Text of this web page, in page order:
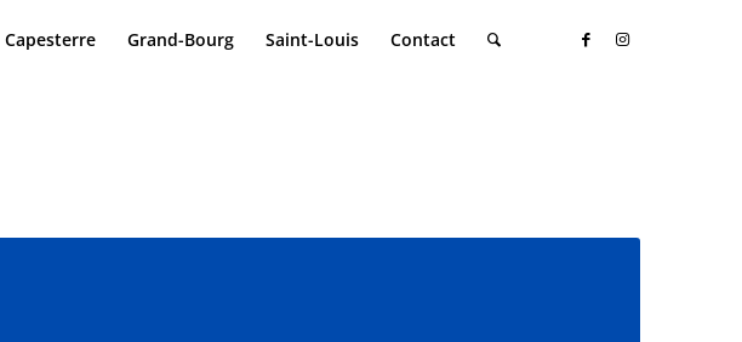
Capesterre Grand-Bourg Saint-Louis Contact